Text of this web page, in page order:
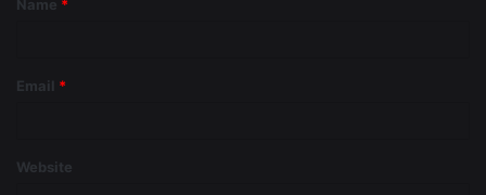
Name *
Email *
Website